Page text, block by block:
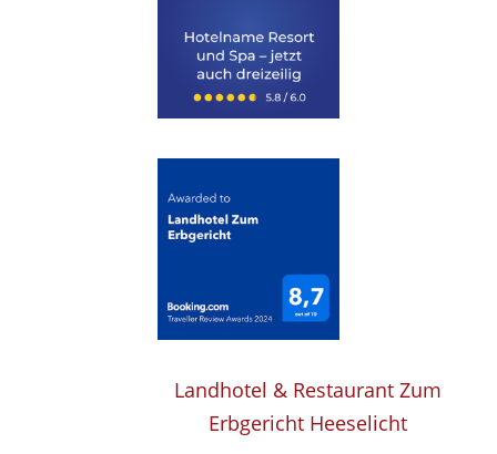
Landhotel & Restaurant Zum
Erbgericht Heeselicht